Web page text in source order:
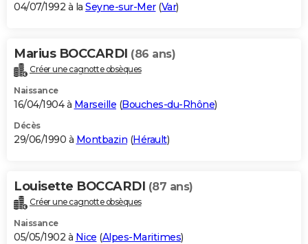
04/07/1992 à la Seyne-sur-Mer(Var)
Marius BOCCARDI (86 ans)
Créer une cagnotte obsèques
Naissance
16/04/1904 à Marseille (Bouches-du-Rhône)
Décès
29/06/1990 à Montbazin (Hérault)
Louisette BOCCARDI (87 ans)
Créer une cagnotte obsèques
Naissance
05/05/1902 à Nice (Alpes-Maritimes)